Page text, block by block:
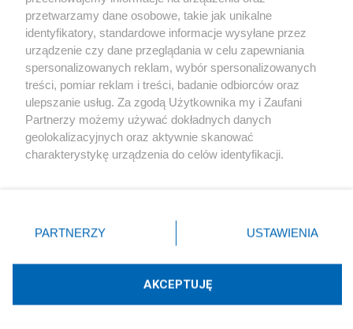
Kultura
X Facebook Instagram Youtube
Technologię dostarcza:W3media.pl
przetwarzamy dane osobowe, takie jak unikalne
identyfikatory, standardowe informacje wysyłane przez
urządzenie czy dane przeglądania w celu zapewniania
spersonalizowanych reklam, wybór spersonalizowanych
treści, pomiar reklam i treści, badanie odbiorców oraz
ulepszanie usług. Za zgodą Użytkownika my i Zaufani
Partnerzy możemy używać dokładnych danych
geolokalizacyjnych oraz aktywnie skanować
charakterystykę urządzenia do celów identyfikacji.
zmienić/wycofać klikając przycisk ustawień prywatności
znajdujący się w lewym dolnym rogu strony
rodzaje przetwarzania danych nie wymagają zgody
użytkownika, ale masz prawo sprzeciwić się takiemu
przetwarzaniu. Preferencje będą miały zastosowania tylko
PARTNERZY USTAWIENIA
AKCEPTUJĘ